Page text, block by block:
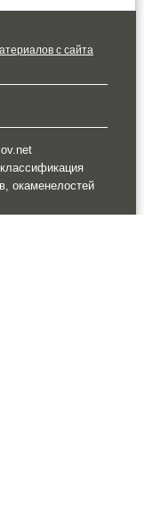
с сайта
окаменелостей